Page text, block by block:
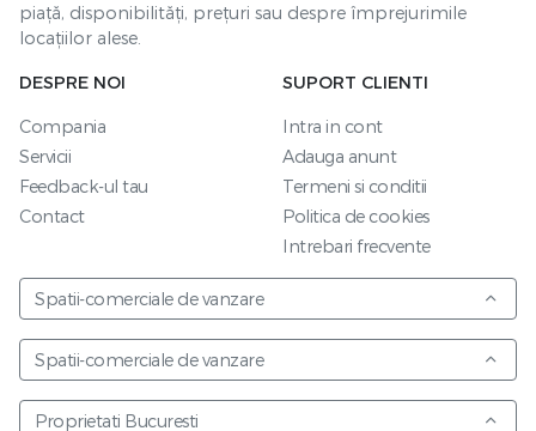
piață, disponibilități, prețuri sau despre împrejurimile
locațiilor alese.
DESPRE NOI
Compania
Servicii
Feedback-ul tau
Contact
SUPORT CLIENTI
Intra in cont
Adauga anunt
Termeni si conditii
Politica de cookies
Intrebari frecvente
Spatii-comerciale de vanzare
Spatii-comerciale de vanzare
Proprietati Bucuresti